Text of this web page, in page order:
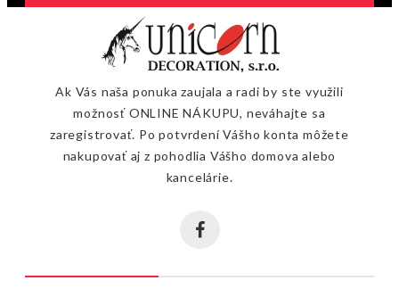
Ak Vás naša ponuka zaujala a radi by ste využili
možnosť ONLINE NÁKUPU, neváhajte sa
zaregistrovať. Po potvrdení Vášho konta môžete
nakupovať aj z pohodlia Vášho domova alebo
kancelárie.